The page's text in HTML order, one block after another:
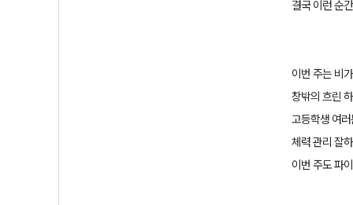
결국 이런 순
이번 주는 비
창밖의 흐린
고등학생 여
체력 관리 잘
이번 주도 파